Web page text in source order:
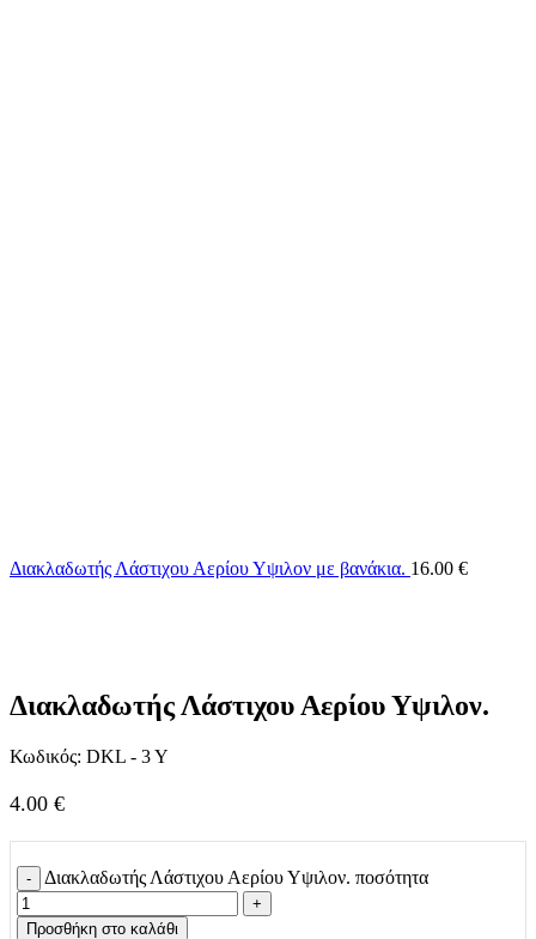
Διακλαδωτής Λάστιχου Αερίου Υψιλον με βανάκια. 16.00 €
Διακλαδωτής Λάστιχου Αερίου Υψιλον.
Κωδικός: DKL - 3 Y
4.00 €
Διακλαδωτής Λάστιχου Αερίου Υψιλον. ποσότητα
Προσθήκη στο καλάθι